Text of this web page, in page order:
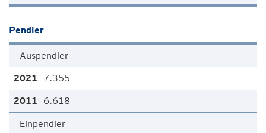
Pendler
Auspendler
7.355
6.618
Einpendler